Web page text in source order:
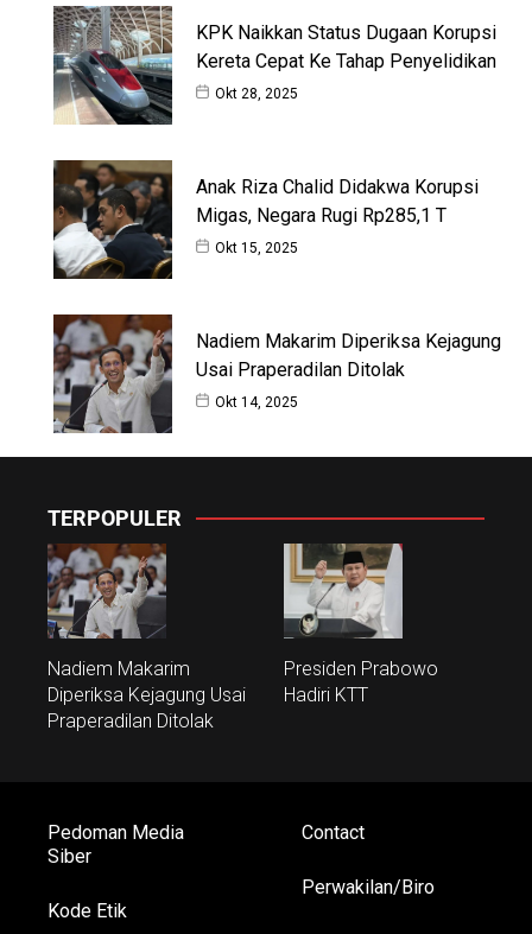
KPK Naikkan Status Dugaan Korupsi
Kereta Cepat Ke Tahap Penyelidikan
Okt 28, 2025
Anak Riza Chalid Didakwa Korupsi
Migas, Negara Rugi Rp285,1 T
Okt 15, 2025
Nadiem Makarim Diperiksa Kejagung
Usai Praperadilan Ditolak
Okt 14, 2025
TERPOPULER
Nadiem Makarim
Diperiksa Kejagung Usai
Praperadilan Ditolak
Presiden Prabowo
Hadiri KTT
Pedoman Media
Siber
Kode Etik
Contact
Perwakilan/Biro